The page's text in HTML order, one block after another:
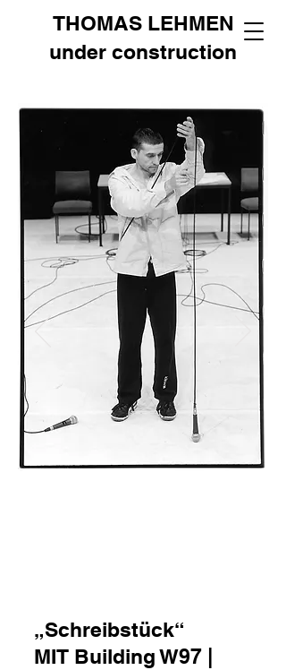
THOMAS LEHMEN
under construction
„Schreibstück“
MIT Building W97 |